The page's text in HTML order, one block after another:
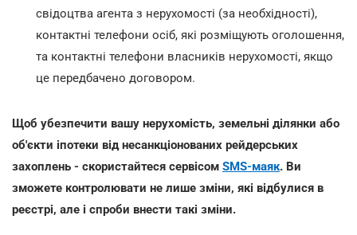
свідоцтва агента з нерухомості (за необхідності),
контактні телефони осіб, які розміщують оголошення,
та контактні телефони власників нерухомості, якщо
це передбачено договором.
Щоб убезпечити вашу нерухомість, земельні ділянки або
об'єкти іпотеки від несанкціонованих рейдерських
захоплень - скористайтеся сервісом SMS-маяк. Ви
зможете контролювати не лише зміни, які відбулися в
реєстрі, але і спроби внести такі зміни.